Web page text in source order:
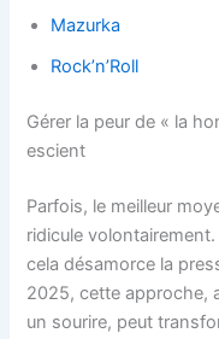
Mazurka
Rock’n’Roll
Gérer la peur de « la
escient
Parfois, le meilleur
ridicule
cela désamorce la
2025, cette approche,
un sourire, peut